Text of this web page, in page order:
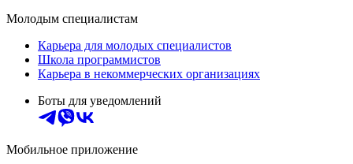
Молодым специалистам
Карьера для молодых специалистов
Школа программистов
Карьера в некоммерческих организациях
Боты для уведомлений
Мобильное приложение